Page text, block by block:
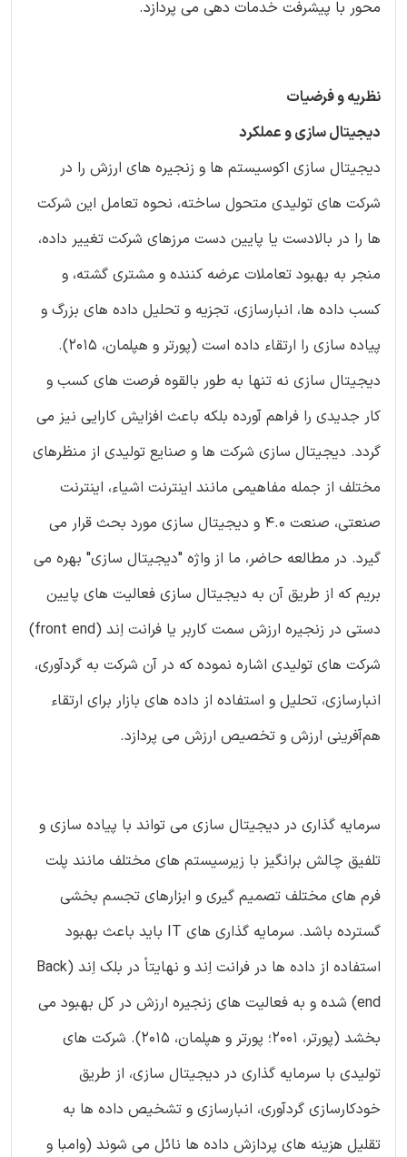
محور با پیشرفت خدمات دهی می پردازد.
نظریه و فرضیات
دیجیتال سازی و عملکرد
دیجیتال سازی اکوسیستم ها و زنجیره های ارزش را در
شرکت های تولیدی متحول ساخته، نحوه تعامل این شرکت
ها را در بالادست یا پایین دست مرزهای شرکت تغییر داده،
منجر به بهبود تعاملات عرضه کننده و مشتری گشته، و
کسب داده ها، انبارسازی، تجزیه و تحلیل داده های بزرگ و
پیاده سازی را ارتقاء داده است (پورتر و هپلمان، 2015).
دیجیتال سازی نه تنها به طور بالقوه فرصت های کسب و
کار جدیدی را فراهم آورده بلکه باعث افزایش کارایی نیز می
گردد. دیجیتال سازی شرکت ها و صنایع تولیدی از منظرهای
مختلف از جمله مفاهیمی مانند اینترنت اشیاء، اینترنت
صنعتی، صنعت 4.0 و دیجیتال سازی مورد بحث قرار می
گیرد. در مطالعه حاضر، ما از واژه "دیجیتال سازی" بهره می
بریم که از طریق آن به دیجیتال سازی فعالیت های پایین
دستی در زنجیره ارزش سمت کاربر یا فرانت اِند (front end)
شرکت های تولیدی اشاره نموده که در آن شرکت به گردآوری،
انبارسازی، تحلیل و استفاده از داده های بازار برای ارتقاء
هم‌آفرینی ارزش و تخصیص ارزش می پردازد.
سرمایه گذاری در دیجیتال سازی می تواند با پیاده سازی و
تلفیق چالش برانگیز با زیرسیستم های مختلف مانند پلت
فرم های مختلف تصمیم گیری و ابزارهای تجسم بخشی
گسترده باشد. سرمایه گذاری های IT باید باعث بهبود
استفاده از داده ها در فرانت اِند و نهایتاً در بلک اِند (Back
end) شده و به فعالیت های زنجیره ارزش در کل بهبود می
بخشد (پورتر، 2001؛ پورتر و هپلمان، 2015). شرکت های
تولیدی با سرمایه گذاری در دیجیتال سازی، از طریق
خودکارسازی گردآوری، انبارسازی و تشخیص داده ها به
تقلیل هزینه های پردازش داده ها نائل می شوند (وامبا و